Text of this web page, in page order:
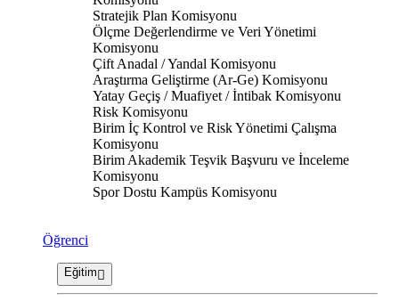
Stratejik Plan Komisyonu
Ölçme Değerlendirme ve Veri Yönetimi
Komisyonu
Çift Anadal / Yandal Komisyonu
Araştırma Geliştirme (Ar-Ge) Komisyonu
Yatay Geçiş / Muafiyet / İntibak Komisyonu
Risk Komisyonu
Birim İç Kontrol ve Risk Yönetimi Çalışma
Komisyonu
Birim Akademik Teşvik Başvuru ve İnceleme
Komisyonu
Spor Dostu Kampüs Komisyonu
Öğrenci
Eğitim